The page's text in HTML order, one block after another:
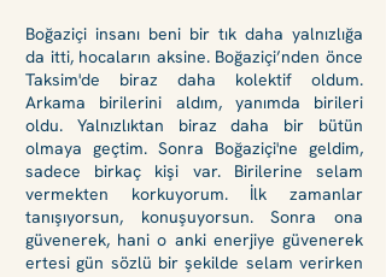
Boğaziçi insanı beni bir tık daha yalnızlığa
da itti, hocaların aksine. Boğaziçi’nden önce
Taksim'de biraz daha kolektif oldum.
Arkama birilerini aldım, yanımda birileri
oldu. Yalnızlıktan biraz daha bir bütün
olmaya geçtim. Sonra Boğaziçi'ne geldim,
sadece birkaç kişi var. Birilerine selam
vermekten korkuyorum. İlk zamanlar
tanışıyorsun, konuşuyorsun. Sonra ona
güvenerek, hani o anki enerjiye güvenerek
ertesi gün sözlü bir şekilde selam verirken